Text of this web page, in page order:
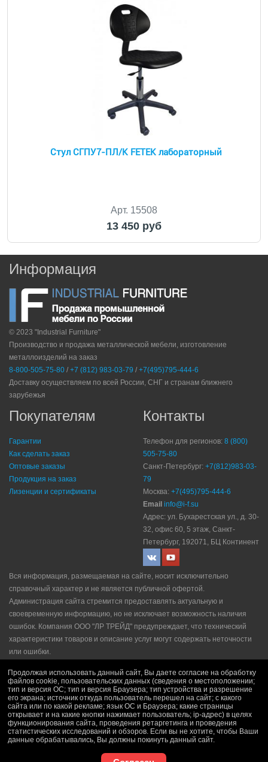
Стул СГПУ7-ПЛ/К FETEK лабораторный
Арт. 15508
13 450 руб
Информация
© 2023 "Industrial Furniture"
Производство и продажа металлической мебели, изготовление
металлоизделий на заказ
8-800-505-75-80 / +7 (812) 983-03-79 / +7(495)795-444-6
Доставку осуществляем по всей России, СНГ и странам ближнего
зарубежья
Покупателям
Гарантии
Как сделать заказ
Оптовые заказы
Продукция на заказ
Лизенции и сертификаты
Контакты
Телефон для регионов: 8 (800)
505-75-80
Санкт-Петербург: +7(812)983-03-
79
Москва: +7(495)795-444-6
Email info@i-f.su
Адрес: ул. Бухарестская ул., д. 30-
32, офис 60, 5 этаж, Санкт-
Петербург, 192071, БЦ Континент
Вся информация, размещаемая на сайте, носит исключительно
справочный характер и не является публичной офертой.
Администрация сайта стремится предоставлять актуальную и
своевременную информацию, но не исключает возможность наличия
ошибок. Компания ООО "ЛР ТРЕЙД" прeдупрeждaeт, что технический
характеристики товаров и описание услуг могут содержать неточности
или ошибки.
Политика рекламной рассылки|Правила продажи
Продолжая использовать данный сайт, Вы даете согласие на обработку
файлов cookie, пользовательских данных (сведения о местоположении;
тип и версия ОС; тип и версия Браузера; тип устройства и разрешение
его экрана; источник откуда пользователь перешел на сайт; с какого
сайта или по какой рекламе; язык ОС и Браузера; какие страницы
открывает и на какие кнопки нажимает пользователь; ip-адрес) в целях
функционирования сайта, проведения ретаргетинга и проведения
статистических исследований и обзоров. Если вы не хотите, чтобы Ваши
данные обрабатывались, Вы должны покинуть данный сайт.